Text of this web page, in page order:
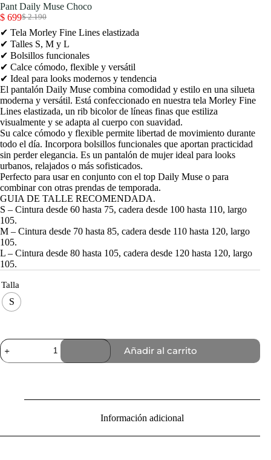
Pant Daily Muse Choco
$2.190
El
precio
original
era:
$ 2.190.
$ 699El
precio
actual
es:
$ 699.
✔ Tela Morley Fine Lines elastizada
✔ Talles S, M y L
✔ Bolsillos funcionales
✔ Calce cómodo, flexible y versátil
✔ Ideal para looks modernos y tendencia
El pantalón Daily Muse combina comodidad y estilo en una silueta
moderna y versátil. Está confeccionado en nuestra tela Morley Fine
Lines elastizada, un rib bicolor de líneas finas que estiliza
visualmente y se adapta al cuerpo con suavidad.
Su calce cómodo y flexible permite libertad de movimiento durante
todo el día. Incorpora bolsillos funcionales que aportan practicidad
sin perder elegancia. Es un pantalón de mujer ideal para looks
urbanos, relajados o más sofisticados.
Perfecto para usar en conjunto con el top Daily Muse o para
combinar con otras prendas de temporada.
GUIA DE TALLE RECOMENDADA.
S – Cintura desde 60 hasta 75, cadera desde 100 hasta 110, largo
105.
M – Cintura desde 70 hasta 85, cadera desde 110 hasta 120, largo
105.
L – Cintura desde 80 hasta 105, cadera desde 120 hasta 120, largo
105.
Talla
S
Pant
Daily
Muse
Añadir al carrito
Información adicional